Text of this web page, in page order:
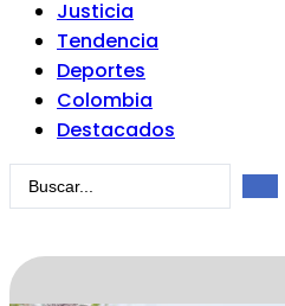
Justicia
Tendencia
Deportes
Colombia
Destacados
Search